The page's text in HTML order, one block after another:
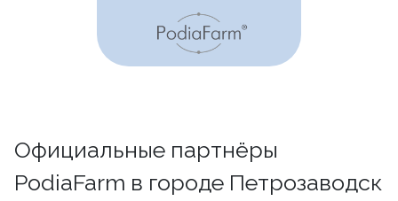
Официальные партнёры
PodiaFarm в городе Петрозаводск